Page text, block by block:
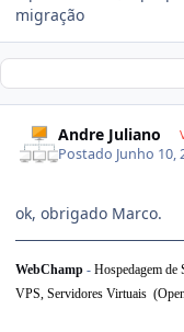
migração
Andre Juliano
Postado Junho 10,
ok, obrigado Marco.
WebChamp - Hospedagem de
VPS, Servidores Virtuais